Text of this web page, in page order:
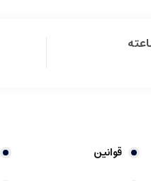
قوانین